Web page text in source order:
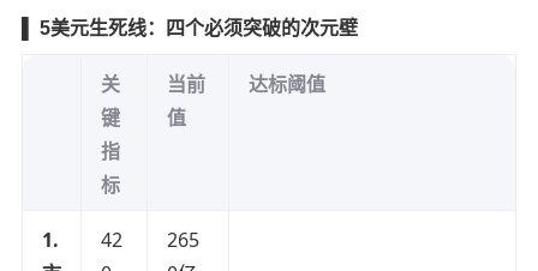
▌ 5美元生死线：四个必须突破的次元壁
关
键
指
标
当前
值
达标阈值
1.
42
265